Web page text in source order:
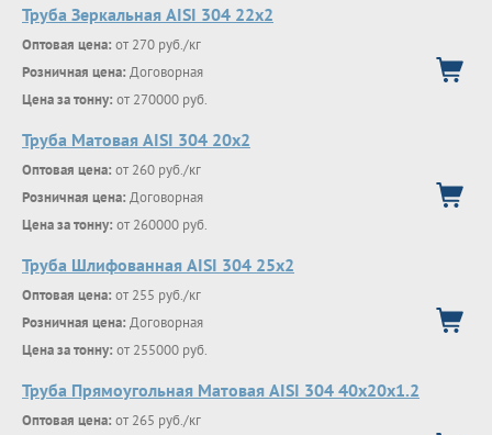
Труба Зеркальная AISI 304 22х2
Оптовая цена: от 270 руб./кг
Розничная цена: Договорная
Цена за тонну: от 270000 руб.
Труба Матовая AISI 304 20х2
Оптовая цена: от 260 руб./кг
Розничная цена: Договорная
Цена за тонну: от 260000 руб.
Труба Шлифованная AISI 304 25х2
Оптовая цена: от 255 руб./кг
Розничная цена: Договорная
Цена за тонну: от 255000 руб.
Труба Прямоугольная Матовая AISI 304 40х20х1.2
Оптовая цена: от 265 руб./кг